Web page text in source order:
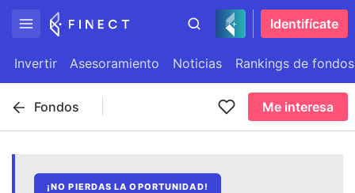
Identifícate
Invertir Asesoramiento Noticias Rankings de fondos
Fondos Me interesa
¡NO PIERDAS LA OPORTUNIDAD!